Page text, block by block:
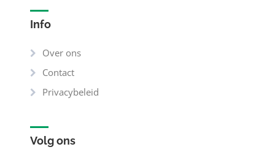
Info
Over ons
Contact
Privacybeleid
Volg ons